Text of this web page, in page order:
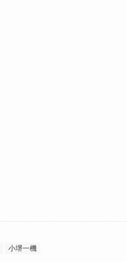
小堺一機